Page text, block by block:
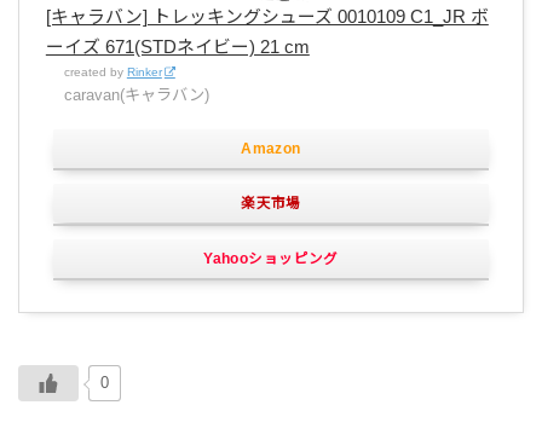
[キャラバン] トレッキングシューズ 0010109 C1_JR ボ
ーイズ 671(STDネイビー) 21 cm
created by Rinker
caravan(キャラバン)
Amazon
楽天市場
Yahooショッピング
0